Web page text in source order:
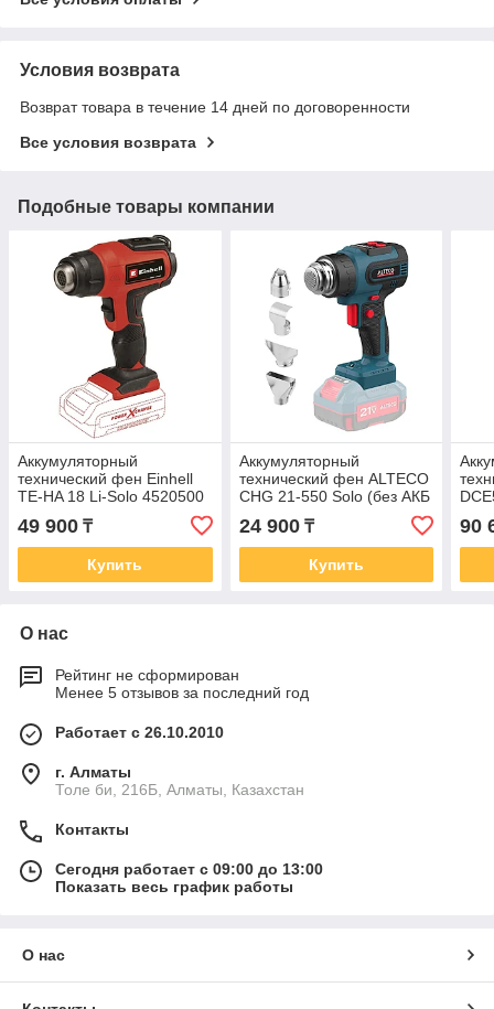
Условия возврата
Возврат товара в течение 14 дней по договоренности
Все условия возврата
Подобные товары компании
Аккумуляторный
технический фен Einhell
TE-HA 18 Li-Solo 4520500
49 900 ₸
Купить
Аккумуляторный
технический фен ALTECO
CHG 21-550 Solo (без АКБ
24 900₸
Купить
90
О нас
Рейтинг не сформирован
Менее 5 отзывов за последний год
Работает с 26.10.2010
г. Алматы
Толе би, 216Б, Алматы, Казахстан
Контакты
Сегодня работает с 09:00 до 13:00
Показать весь график работы
О нас